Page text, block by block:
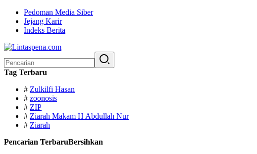
Langsung
konten
Pedoman Media Siber
Jejang Karir
Indeks Berita
untuk:
Tag Terbaru
# Zulkilfi Hasan
# zoonosis
# ZIP
# Ziarah Makam H Abdullah Nur
# Ziarah
Pencarian TerbaruBersihkan